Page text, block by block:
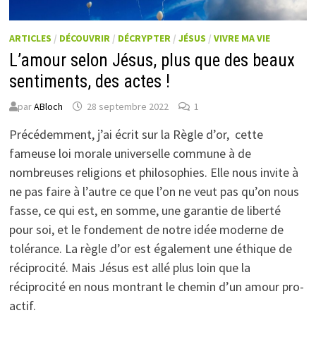
ARTICLES / DÉCOUVRIR / DÉCRYPTER /JÉSUS /VIVRE MA VIE
L’amour selon Jésus, plus que des beaux
sentiments, des actes !
parABloch 28 septembre 2022 1
Précédemment, j’ai écrit sur la Règle d’or, cette
fameuse loi morale universelle commune à de
nombreuses religions et philosophies. Elle nous invite à
ne pas faire à l’autre ce que l’on ne veut pas qu’on nous
fasse, ce qui est, en somme, une garantie de liberté
pour soi, et le fondement de notre idée moderne de
tolérance. La règle d’or est également une éthique de
réciprocité. Mais Jésus est allé plus loin que la
réciprocité en nous montrant le chemin d’un amour pro-
actif.